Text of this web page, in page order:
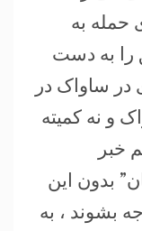
به
را به دست
در ساواک در
و نه کمیته
خبر
بدون این
بشوند ، به